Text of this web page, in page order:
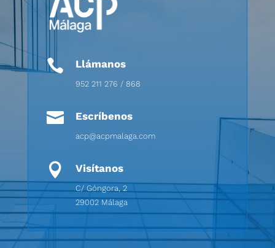
 Llámanos
952 211 276 / 868
 Escríbenos
acp@acpmalaga.com
 Visítanos
C/ Góngora, 2
29002 Málaga